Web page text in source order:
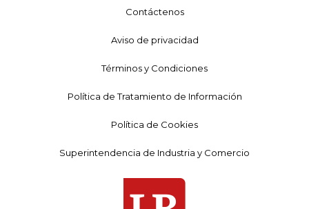
Contáctenos
Aviso de privacidad
Términos y Condiciones
Política de Tratamiento de Información
Política de Cookies
Superintendencia de Industria y Comercio